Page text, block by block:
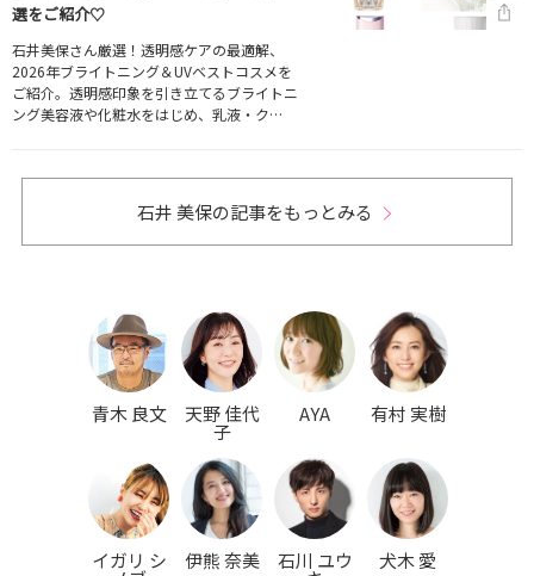
選をご紹介♡
石井美保さん厳選！透明感ケアの最適解、
2026年ブライトニング＆UVベストコスメを
ご紹介。透明感印象を引き立てるブライトニ
ング美容液や化粧水をはじめ、乳液・ク…
石井 美保の記事をもっとみる
青木 良文 天野 佳代
子
AYA 有村 実樹
イガリ シ 伊熊 奈美 石川 ユウ 犬木 愛